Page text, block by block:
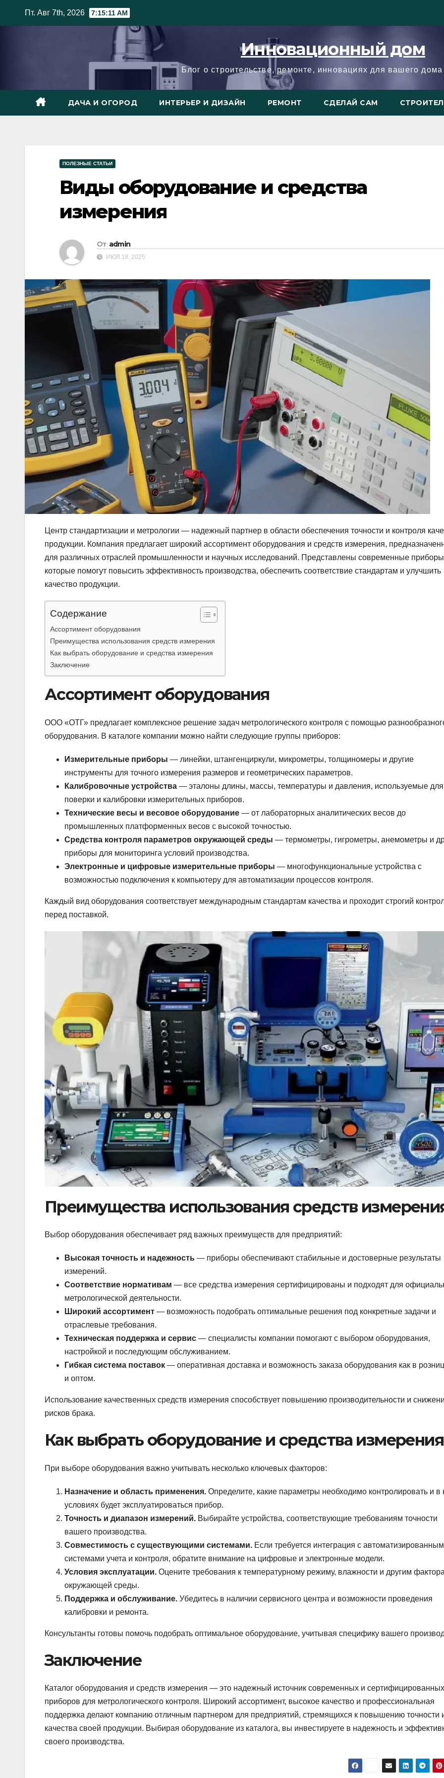
Пт. Авг 7th, 2026 7:15:13 AM
Инновационный дом
Блог о строительстве, ремонте, инновациях для вашего дома
ДАЧА И ОГОРОД ИНТЕРЬЕР И ДИЗАЙН РЕМОНТ СДЕЛАЙ САМ
ПОЛЕЗНЫЕ СТАТЬИ
Виды оборудование и средства
измерения
От admin
ИЮЛ 18, 2025
Центр стандартизации и метрологии — надежный партнер в области обеспечения точности и контроля
продукции. Компания предлагает широкий ассортимент оборудования и средств измерения,
для различных отраслей промышленности и научных исследований. Представлены современные
которые помогут повысить эффективность производства, обеспечить соответствие стандартам и улучшить
качество продукции.
Содержание
Ассортимент оборудования
Преимущества использования средств измерения
Как выбрать оборудование и средства измерения
Заключение
Ассортимент оборудования
ООО «ОТГ» предлагает комплексное решение задач метрологического контроля с помощью
оборудования. В каталоге компании можно найти следующие группы приборов:
Измерительные приборы — линейки, штангенциркули, микрометры, толщиномеры и другие
инструменты для точного измерения размеров и геометрических параметров.
Калибровочные устройства — эталоны длины, массы, температуры и давления, используемые для
поверки и калибровки измерительных приборов.
Технические весы и весовое оборудование — от лабораторных аналитических весов до
промышленных платформенных весов с высокой точностью.
Средства контроля параметров окружающей среды — термометры, гигрометры, анемометры и
приборы для мониторинга условий производства.
Электронные и цифровые измерительные приборы — многофункциональные устройства с
возможностью подключения к компьютеру для автоматизации процессов контроля.
Каждый вид оборудования соответствует международным стандартам качества и проходит строгий
перед поставкой.
Преимущества использования средств
Выбор оборудования обеспечивает ряд важных преимуществ для предприятий:
Высокая точность и надежность — приборы обеспечивают стабильные и достоверные результаты
измерений.
Соответствие нормативам — все средства измерения сертифицированы и подходят для
метрологической деятельности.
Широкий ассортимент — возможность подобрать оптимальные решения под конкретные задачи и
отраслевые требования.
Техническая поддержка и сервис — специалисты компании помогают с выбором оборудования,
настройкой и последующим обслуживанием.
Гибкая система поставок — оперативная доставка и возможность заказа оборудования как в
и оптом.
Использование качественных средств измерения способствует повышению производительности и
рисков брака.
Как выбрать оборудование и средства измерения
При выборе оборудования важно учитывать несколько ключевых факторов:
Назначение и область применения. Определите, какие параметры необходимо контролировать и в
условиях будет эксплуатироваться прибор.
Точность и диапазон измерений. Выбирайте устройства, соответствующие требованиям точности
вашего производства.
Совместимость с существующими системами. Если требуется интеграция с
системами учета и контроля, обратите внимание на цифровые и электронные модели.
Условия эксплуатации. Оцените требования к температурному режиму, влажности и другим
окружающей среды.
Поддержка и обслуживание. Убедитесь в наличии сервисного центра и возможности проведения
калибровки и ремонта.
Консультанты готовы помочь подобрать оптимальное оборудование, учитывая специфику вашего
Заключение
Каталог оборудования и средств измерения — это надежный источник современных и сертифицированных
приборов для метрологического контроля. Широкий ассортимент, высокое качество и профессиональная
поддержка делают компанию отличным партнером для предприятий, стремящихся к повышению точности
качества своей продукции. Выбирая оборудование из каталога, вы инвестируете в надежность и
своего производства.